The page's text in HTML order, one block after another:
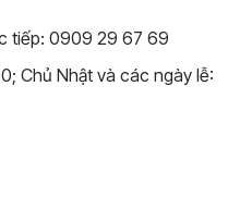
tiếp: 0909 29 67 69
Chủ Nhật và các ngày lễ: